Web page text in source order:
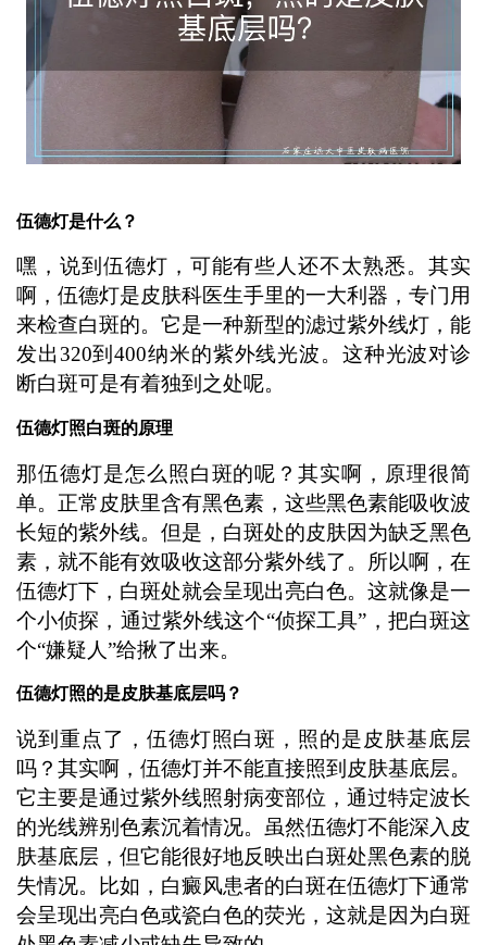
伍德灯是什么？
嘿，说到伍德灯，可能有些人还不太熟悉。其实
啊，伍德灯是皮肤科医生手里的一大利器，专门用
来检查白斑的。它是一种新型的滤过紫外线灯，能
发出320到400纳米的紫外线光波。这种光波对诊
断白斑可是有着独到之处呢。
伍德灯照白斑的原理
那伍德灯是怎么照白斑的呢？其实啊，原理很简
单。正常皮肤里含有黑色素，这些黑色素能吸收波
长短的紫外线。但是，白斑处的皮肤因为缺乏黑色
素，就不能有效吸收这部分紫外线了。所以啊，在
伍德灯下，白斑处就会呈现出亮白色。这就像是一
个小侦探，通过紫外线这个“侦探工具”，把白斑这
个“嫌疑人”给揪了出来。
伍德灯照的是皮肤基底层吗？
说到重点了，伍德灯照白斑，照的是皮肤基底层
吗？其实啊，伍德灯并不能直接照到皮肤基底层。
它主要是通过紫外线照射病变部位，通过特定波长
的光线辨别色素沉着情况。虽然伍德灯不能深入皮
肤基底层，但它能很好地反映出白斑处黑色素的脱
失情况。比如，白癜风患者的白斑在伍德灯下通常
会呈现出亮白色或瓷白色的荧光，这就是因为白斑